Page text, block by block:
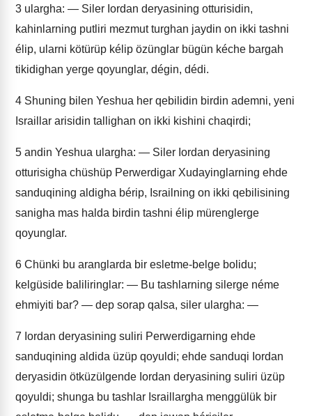
3 ulargha: — Siler Iordan deryasining otturisidin,
kahinlarning putliri mezmut turghan jaydin on ikki tashni
élip, ularni kötürüp kélip özünglar bügün kéche bargah
tikidighan yerge qoyunglar, dégin, dédi.
4 Shuning bilen Yeshua her qebilidin birdin ademni, yeni
Israillar arisidin tallighan on ikki kishini chaqirdi;
5 andin Yeshua ulargha: — Siler Iordan deryasining
otturisigha chüshüp Perwerdigar Xudayinglarning ehde
sanduqining aldigha bérip, Israilning on ikki qebilisining
sanigha mas halda birdin tashni élip mürenglerge
qoyunglar.
6 Chünki bu aranglarda bir esletme-belge bolidu;
kelgüside baliliringlar: — Bu tashlarning silerge néme
ehmiyiti bar? — dep sorap qalsa, siler ulargha: —
7 Iordan deryasining suliri Perwerdigarning ehde
sanduqining aldida üzüp qoyuldi; ehde sanduqi Iordan
deryasidin ötküzülgende Iordan deryasining suliri üzüp
qoyuldi; shunga bu tashlar Israillargha menggülük bir